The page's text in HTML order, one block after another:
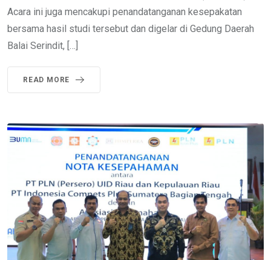
Acara ini juga mencakupi penandatanganan kesepakatan
bersama hasil studi tersebut dan digelar di Gedung Daerah
Balai Serindit, […]
READ MORE